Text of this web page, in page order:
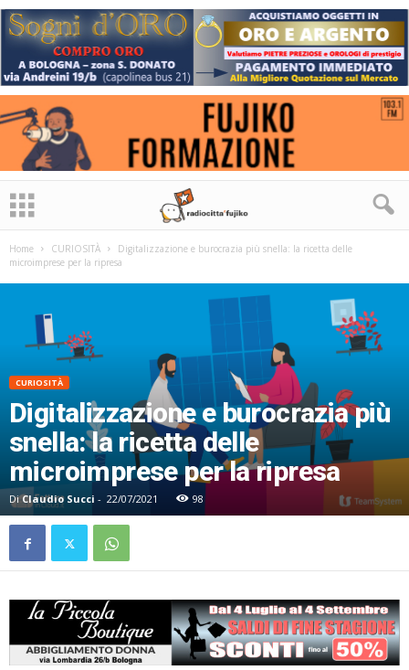
Home CURIOSITÀ
Digitalizzazione e burocrazia più snella: la ricetta delle
microimprese per la ripresa
CURIOSITÀ
Digitalizzazione e burocrazia più
snella: la ricetta delle
microimprese per la ripresa
Di Claudio Succi - 22/07/2021 98